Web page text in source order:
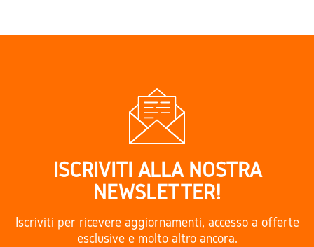
ISCRIVITI ALLA NOSTRA
NEWSLETTER!
Iscriviti per ricevere aggiornamenti, accesso a offerte
esclusive e molto altro ancora.